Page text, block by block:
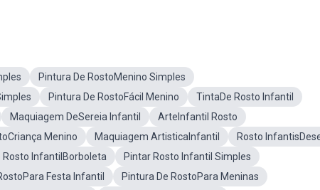
Pintura De RostoMenino Simples
Pintura De RostoFácil Menino
TintaDe Rosto Infantil
Maquiagem DeSereia Infantil
ArteInfantil Rosto
Menino Maquiagem ArtisticaInfantil
Rosto
Rosto InfantilBorboleta
Pintar Rosto Infantil Simples
Festa Infantil
Pintura De RostoPara Meninas